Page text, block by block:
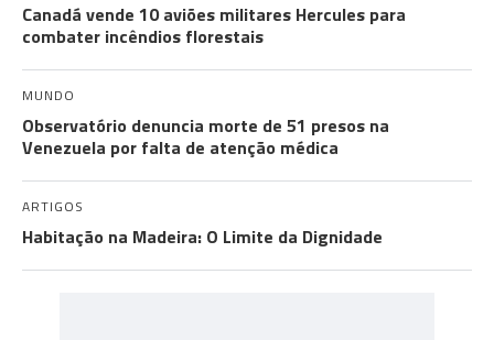
Canadá vende 10 aviões militares Hercules para
combater incêndios florestais
MUNDO
Observatório denuncia morte de 51 presos na
Venezuela por falta de atenção médica
ARTIGOS
Habitação na Madeira: O Limite da Dignidade